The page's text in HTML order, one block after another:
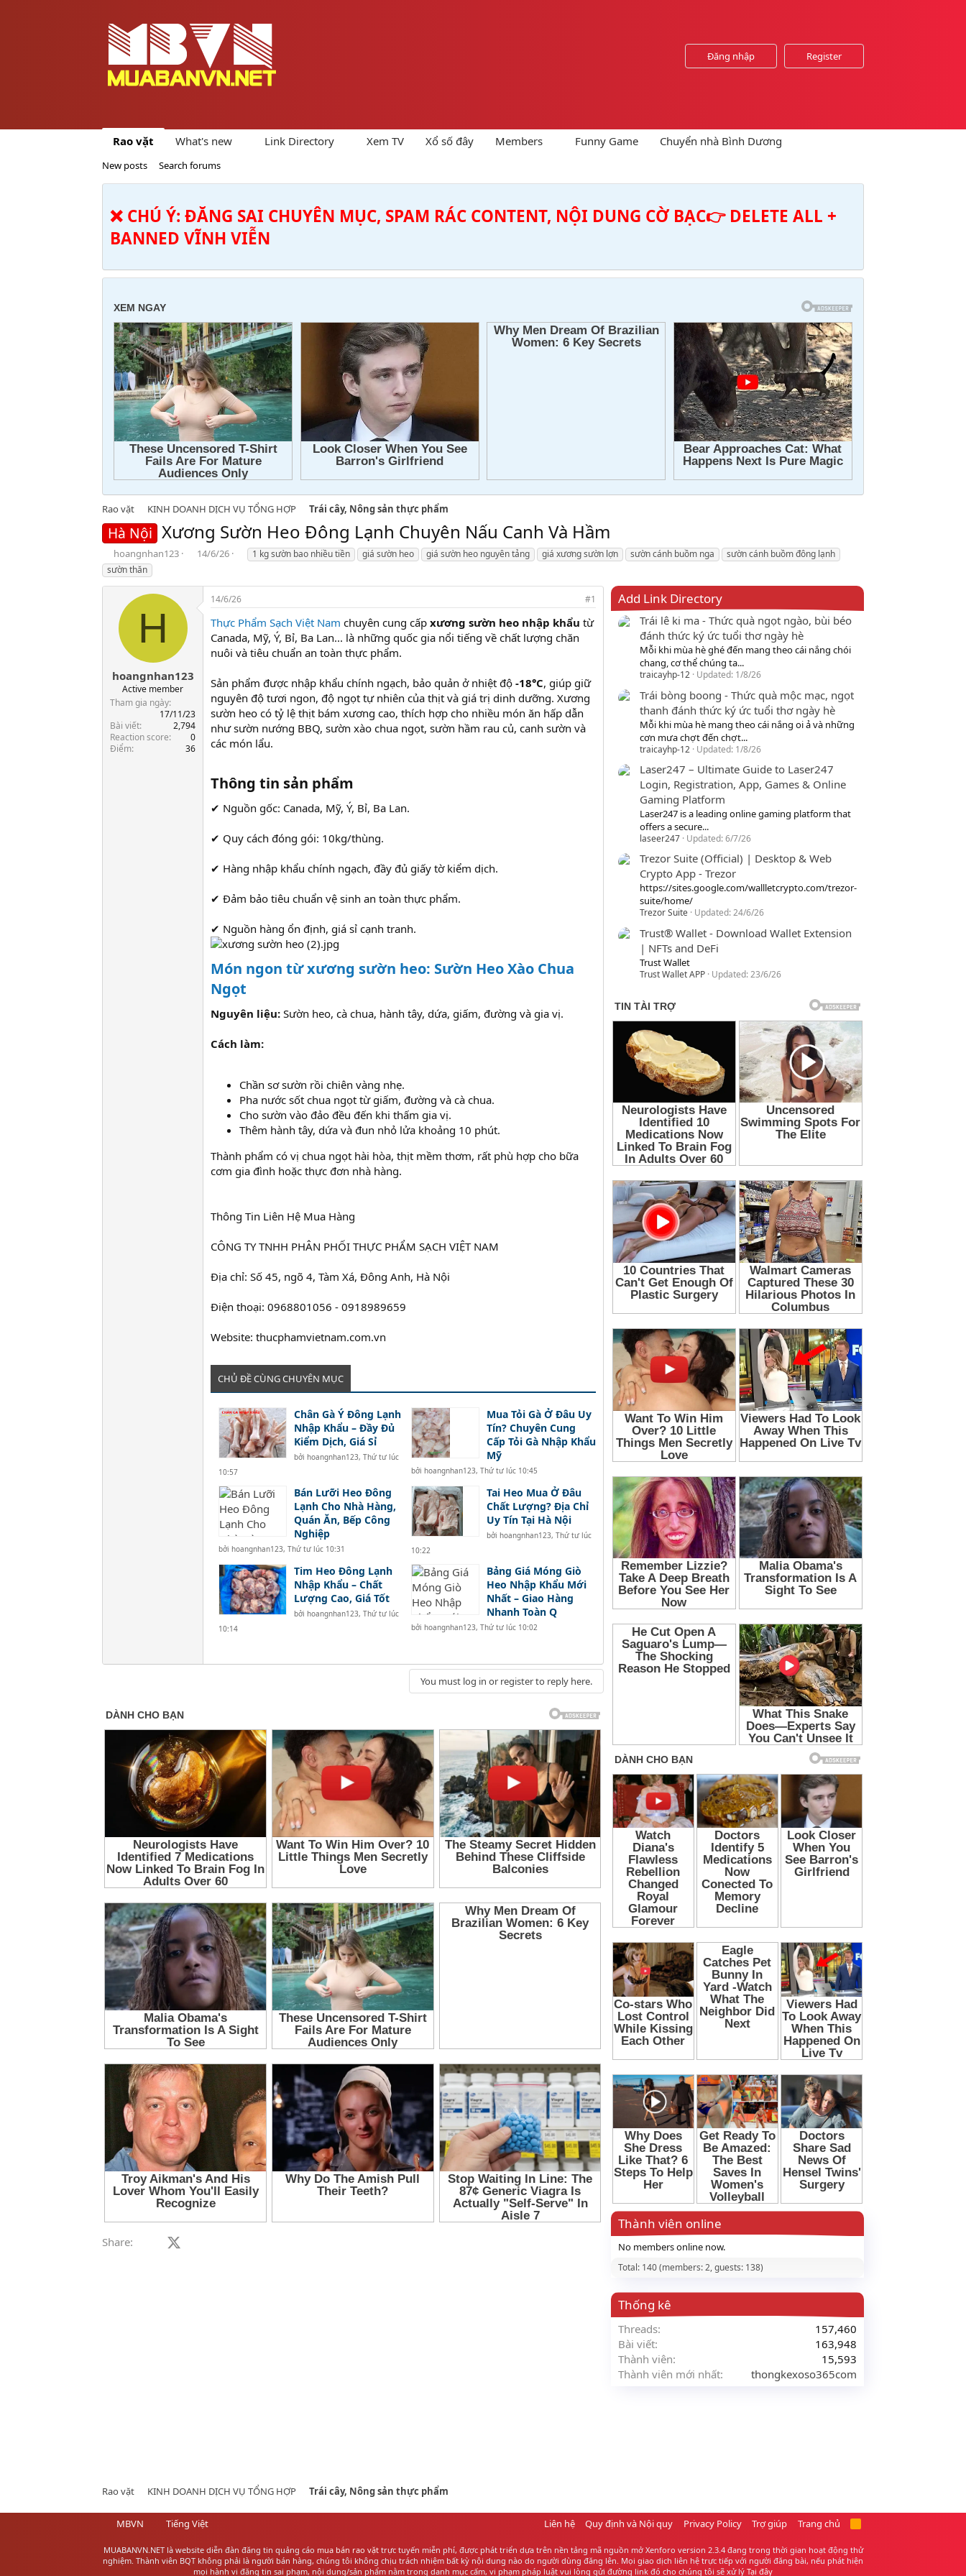
Đăng nhập Register
Rao vặt What's new Link Directory Xem TV Xổ số đây Members Funny Game Chuyển nhà Bình Dương
New posts Search forums
❌ CHÚ Ý: ĐĂNG SAI CHUYÊN MỤC, SPAM RÁC CONTENT, NỘI DUNG CỜ BẠC👉 DELETE ALL +
BANNED VĨNH VIỄN
Rao vặt KINH DOANH DỊCH VỤ TỔNG HỢP Trái cây, Nông sản thực phẩm
Hà Nội Xương Sườn Heo Đông Lạnh Chuyên Nấu Canh Và Hầm
T
h
r
r
t
r
hoangnhan123
N
g
ử
14/6/26
T
a
1 kg sườn bao nhiều tiền giá sườn heo giá sườn heo nguyên tảng giá xương sườn lợn sườn cánh buồm nga
sườn cánh buồm đông lạnh
sườn thăn
H
hoangnhan123
Active member
Tham gia ngày
17/11/23
Bài viết
2,794
Reaction score
0
Điểm
36
14/6/26 #1
Thực Phẩm Sạch Việt Nam chuyên cung cấp xương sườn heo nhập khẩu từ
Canada, Mỹ, Ý, Bỉ, Ba Lan... là những quốc gia nổi tiếng về chất lượng chăn
nuôi và tiêu chuẩn an toàn thực phẩm.
Sản phẩm được nhập khẩu chính ngạch, bảo quản ở nhiệt độ -18°C, giúp giữ
nguyên độ tươi ngon, độ ngọt tự nhiên của thịt và giá trị dinh dưỡng. Xương
sườn heo có tỷ lệ thịt bám xương cao, thích hợp cho nhiều món ăn hấp dẫn
như sườn nướng BBQ, sườn xào chua ngọt, sườn hầm rau củ, canh sườn và
các món lẩu.
Thông tin sản phẩm​
✔ Nguồn gốc: Canada, Mỹ, Ý, Bỉ, Ba Lan.
✔ Quy cách đóng gói: 10kg/thùng.
✔ Hàng nhập khẩu chính ngạch, đầy đủ giấy tờ kiểm dịch.
✔ Đảm bảo tiêu chuẩn vệ sinh an toàn thực phẩm.
✔ Nguồn hàng ổn định, giá sỉ cạnh tranh.
Món ngon từ xương sườn heo: Sườn Heo Xào Chua
Ngọt
Nguyên liệu: Sườn heo, cà chua, hành tây, dứa, giấm, đường và gia vị.
Cách làm:
Chần sơ sườn rồi chiên vàng nhẹ.
Pha nước sốt chua ngọt từ giấm, đường và cà chua.
Cho sườn vào đảo đều đến khi thấm gia vị.
Thêm hành tây, dứa và đun nhỏ lửa khoảng 10 phút.
Thành phẩm có vị chua ngọt hài hòa, thịt mềm thơm, rất phù hợp cho bữa
cơm gia đình hoặc thực đơn nhà hàng.
Thông Tin Liên Hệ Mua Hàng
CÔNG TY TNHH PHÂN PHỐI THỰC PHẨM SẠCH VIỆT NAM
Địa chỉ: Số 45, ngõ 4, Tàm Xá, Đông Anh, Hà Nội
Điện thoại: 0968801056 - 0918989659
Website: thucphamvietnam.com.vn
CHỦ ĐỀ CÙNG CHUYÊN MỤC
Chân Gà Ý Đông Lạnh
Nhập Khẩu – Đầy Đủ
Kiểm Dịch, Giá Sỉ
bởi hoangnhan123, Thứ tư lúc
10:57
Mua Tỏi Gà Ở Đâu Uy
Tín? Chuyên Cung
Cấp Tỏi Gà Nhập Khẩu
Mỹ
bởi hoangnhan123, Thứ tư lúc 10:45
Bán Lưỡi Heo Đông
Lạnh Cho Nhà Hàng,
Quán Ăn, Bếp Công
Nghiệp
bởi hoangnhan123, Thứ tư lúc 10:31
Tai Heo Mua Ở Đâu
Chất Lượng? Địa Chỉ
Uy Tín Tại Hà Nội
bởi hoangnhan123, Thứ tư lúc
10:22
Tim Heo Đông Lạnh
Nhập Khẩu – Chất
Lượng Cao, Giá Tốt
bởi hoangnhan123, Thứ tư lúc
10:14
Bảng Giá Móng Giò
Heo Nhập Khẩu Mới
Nhất – Giao Hàng
Nhanh Toàn Q
bởi hoangnhan123, Thứ tư lúc 10:02
You must log in or register to reply here.
Share: Facebook
Add Link Directory
Trái lê ki ma - Thức quà ngọt ngào, bùi béo
đánh thức ký ức tuổi thơ ngày hè
Mỗi khi mùa hè ghé đến mang theo cái nắng chói
chang, cơ thể chúng ta...
traicayhp-12 Updated: 1/8/26
Trái bòng boong - Thức quà mộc mạc, ngọt
thanh đánh thức ký ức tuổi thơ ngày hè
Mỗi khi mùa hè mang theo cái nắng oi ả và những
cơn mưa chợt đến chợt...
traicayhp-12 Updated: 1/8/26
Laser247 – Ultimate Guide to Laser247
Login, Registration, App, Games & Online
Gaming Platform
Laser247 is a leading online gaming platform that
offers a secure...
laseer247 Updated:6/7/26
Trezor Suite (Official) | Desktop & Web
Crypto App - Trezor
https://sites.google.com/wallletcrypto.com/trezor-
suite/home/
Trezor Suite Updated:24/6/26
Trust® Wallet - Download Wallet Extension
| NFTs and DeFi
Trust Wallet
Trust Wallet APP Updated:23/6/26
Thành viên online
No members online now.
Total: 140 (members: 2, guests: 138)
Thống kê
Threads
157,460
Bài viết
163,948
Thành viên
15,593
Thành viên mới nhất
thongkexoso365com
Rao vặt KINH DOANH DỊCH VỤ TỔNG HỢP Trái cây, Nông sản thực phẩm
MBVN Tiếng Việt Liên hệ Quy định và Nội quy Privacy Policy Trợ giúp Trang chủ
R
MUABANVN.NET là website diễn đàn đăng tin quảng cáo mua bán rao vặttrực tuyến miễn phí, được phát triển dựa trên nền tảng mã nguồn mở Xenforo version 2.3.4 đang trong thời gian hoạt động thử
nghiệm. Thành viên BQT không phải là người bán hàng, chúng tôi không chịu trách nhiệm bất kỳ nội dung nào do người dùng đăng lên. Mọi giao dịch liên hệ trực tiếp với người đăng bài, nếu phát hiện
mọi hành vi đăng tin sai phạm, nội dung/sản phẩm nằm trong danh mục cấm, vi phạm pháp luật vui lòng gửi đường link đó cho chúng tôi sẽ xử lý Tại đây